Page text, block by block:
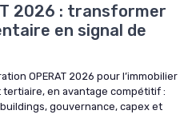
2026 : transformer
en signal de
OPERAT 2026 pour l’immobilier
en avantage compétitif :
gouvernance, capex et